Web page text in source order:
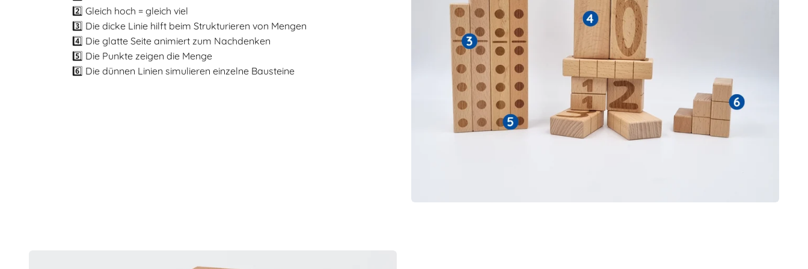
2️⃣ Gleich hoch = gleich viel
3️⃣ Die dicke Linie hilft beim Strukturieren von Mengen
4️⃣ Die glatte Seite animiert zum Nachdenken
5️⃣ Die Punkte zeigen die Menge
6️⃣ Die dünnen Linien simulieren einzelne Bausteine